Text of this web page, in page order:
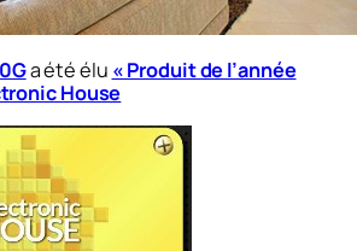
a été élu « Produit de l’année
House